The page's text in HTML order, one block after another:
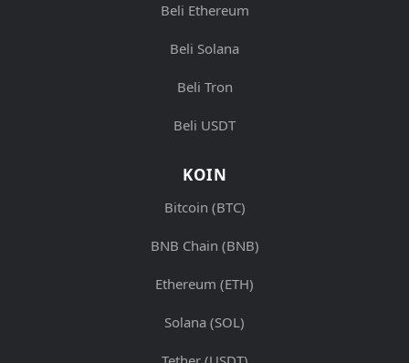
Beli Ethereum
Beli Solana
Beli Tron
Beli USDT
KOIN
Bitcoin (BTC)
BNB Chain (BNB)
Ethereum (ETH)
Solana (SOL)